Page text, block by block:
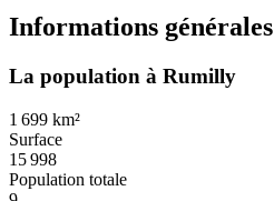
Informations générales
La population à Rumilly
1 699 km²
Surface
15 998
Population totale